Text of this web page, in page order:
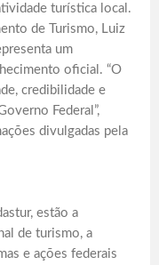
turística local.
de Turismo, Luiz
um
oficial. “O
credibilidade e
Federal”,
divulgadas pela
estão a
de turismo, a
e ações federais